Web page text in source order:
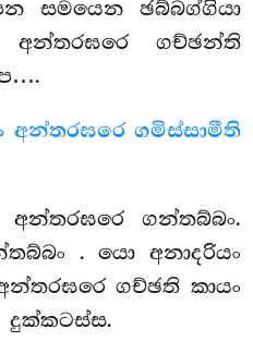
සමයෙන ඡබ්බග්ගියා
අන්තරඝරෙ ගච්ඡන්ති
අන්තරඝරෙ ගමිස්සාමීති
අන්තරඝරෙ ගන්තබ්බං.
. යො අනාදරියං
ගච්ඡති කායං